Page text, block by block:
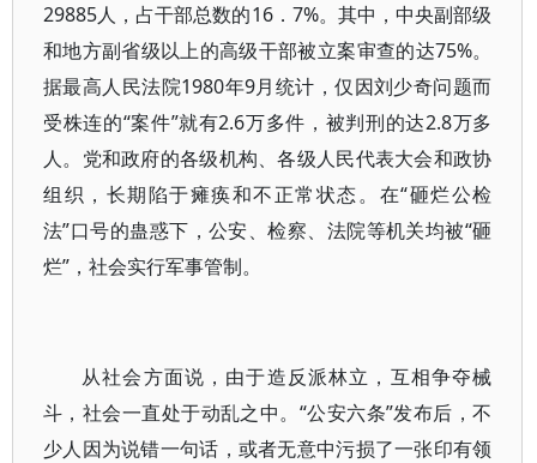
29885人，占干部总数的16．7%。其中，中央副部级
和地方副省级以上的高级干部被立案审查的达75%。
据最高人民法院1980年9月统计，仅因刘少奇问题而
受株连的“案件”就有2.6万多件，被判刑的达2.8万多
人。党和政府的各级机构、各级人民代表大会和政协
组织，长期陷于瘫痪和不正常状态。在“砸烂公检
法”口号的蛊惑下，公安、检察、法院等机关均被“砸
烂”，社会实行军事管制。
从社会方面说，由于造反派林立，互相争夺械
斗，社会一直处于动乱之中。“公安六条”发布后，不
少人因为说错一句话，或者无意中污损了一张印有领